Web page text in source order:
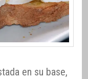
en su base,